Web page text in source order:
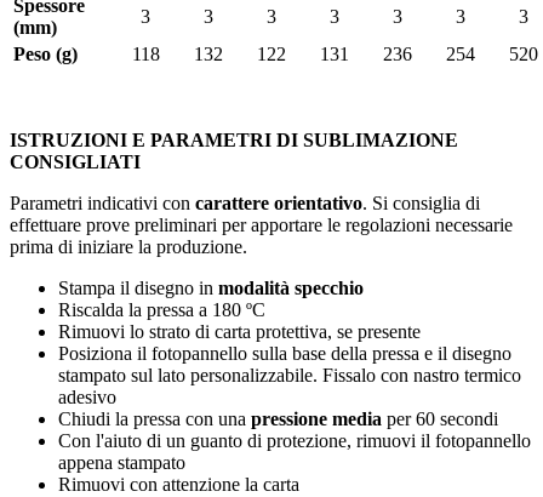
Spessore
(mm)
3 3 3 3 3 3
3
Peso (g)
118 132 122 131 236 254 520
ISTRUZIONI E PARAMETRI DI SUBLIMAZIONE
CONSIGLIATI
Parametri indicativi con carattere orientativo. Si consiglia di
effettuare prove preliminari per apportare le regolazioni necessarie
prima di iniziare la produzione.
Stampa il disegno in modalità specchio
Riscalda la pressa a 180 ºC
Rimuovi lo strato di carta protettiva, se presente
Posiziona il fotopannello sulla base della pressa e il disegno
stampato sul lato personalizzabile. Fissalo con nastro termico
adesivo
Chiudi la pressa con una pressione media per60 secondi
Con l'aiuto di un guanto di protezione, rimuovi il fotopannello
appena stampato
Rimuovi con attenzione la carta